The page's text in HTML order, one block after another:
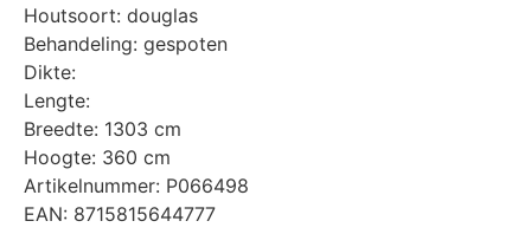
Houtsoort: douglas
Behandeling: gespoten
Dikte:
Lengte:
Breedte: 1303 cm
Hoogte: 360 cm
Artikelnummer: P066498
EAN: 8715815644777